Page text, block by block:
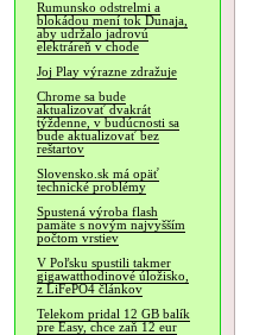
Rumunsko odstrelmi a
blokádou mení tok Dunaja,
aby udržalo jadrovú
elektráreň v chode
Joj Play výrazne zdražuje
Chrome sa bude
aktualizovať dvakrát
týždenne, v budúcnosti sa
bude aktualizovať bez
reštartov
Slovensko.sk má opäť
technické problémy
Spustená výroba flash
pamäte s novým najvyšším
počtom vrstiev
V Poľsku spustili takmer
gigawatthodinové úložisko,
z LiFePO4 článkov
Telekom pridal 12 GB balík
pre Easy, chce zaň 12 eur